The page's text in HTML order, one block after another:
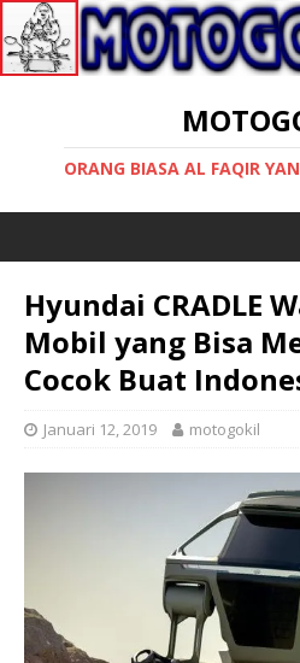
ORANG BIASA AL FAQIR
Hyundai CRADLE
Mobil yang Bisa
Cocok Buat
Januari 12, 2019 motogokil